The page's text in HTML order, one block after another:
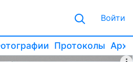
Войти
Протоколы